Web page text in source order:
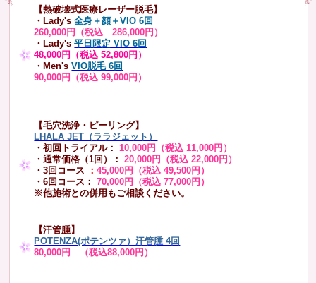
【熱破壊式医療レーザー脱毛】
・Lady's 全身＋顔＋VIO 6回
260,000円（税込 286,000円）
・Lady's平日限定 VIO 6回
48,000円（税込 52,800円）
・Men's VIO脱毛 6回
90,000円（税込 99,000円）
【毛穴洗浄・ピーリング】
LHALA JET（ララジェット）
・初回トライアル：10,000円（税込 11,000円）
・通常価格（1回）：
20,000円（税込 22,000円）
・3回コース ：45,000円（税込 49,500円）
・6回コース：
70,000円（税込 77,000円）
※他施術との併用もご相談ください。
【汗管腫】
POTENZA(ポテンツァ）汗管腫 4回
80,000円 （税込88,000円）